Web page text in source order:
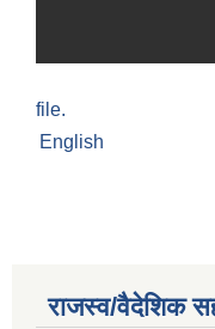
file.
English
राजस्व/वैदेशिक